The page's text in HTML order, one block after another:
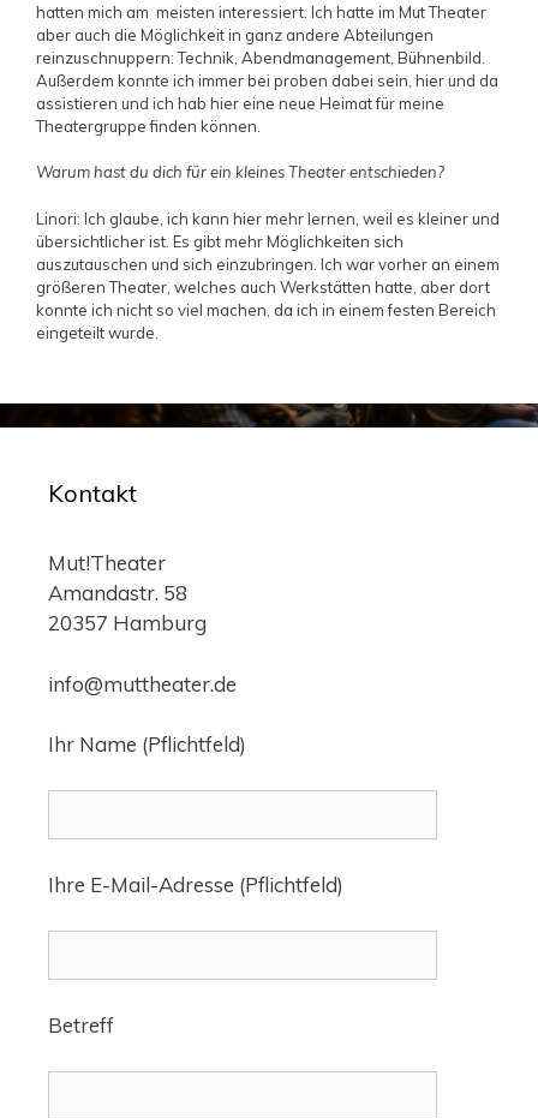
hatten mich am meisten interessiert. Ich hatte im Mut Theater
aber auch die Möglichkeit in ganz andere Abteilungen
reinzuschnuppern: Technik, Abendmanagement, Bühnenbild.
Außerdem konnte ich immer bei proben dabei sein, hier und da
assistieren und ich hab hier eine neue Heimat für meine
Theatergruppe finden können.
Warum hast du dich für ein kleines Theater entschieden?
Linori: Ich glaube, ich kann hier mehr lernen, weil es kleiner und
übersichtlicher ist. Es gibt mehr Möglichkeiten sich
auszutauschen und sich einzubringen. Ich war vorher an einem
größeren Theater, welches auch Werkstätten hatte, aber dort
konnte ich nicht so viel machen, da ich in einem festen Bereich
eingeteilt wurde.
Kontakt
Mut!Theater
Amandastr. 58
20357 Hamburg
info@muttheater.de
Ihr Name (Pflichtfeld)
Ihre E-Mail-Adresse (Pflichtfeld)
Betreff